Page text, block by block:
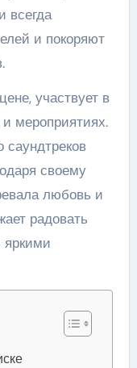
всегда
и покоряют
участвует в
мероприятиях.
саундтреков
своему
любовь и
радовать